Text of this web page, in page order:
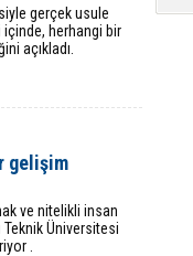
gerçek usule
herhangi bir
açıkladı.
gelişim
ve nitelikli insan
Teknik Üniversitesi
.